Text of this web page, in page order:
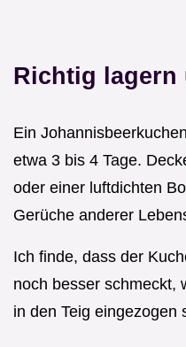
Richtig lagern
Ein
etwa 3 bis 4 Tage.
oder einer luftdichten
Gerüche anderer
Ich finde, dass der
noch besser schmeckt,
in den Teig eingezogen